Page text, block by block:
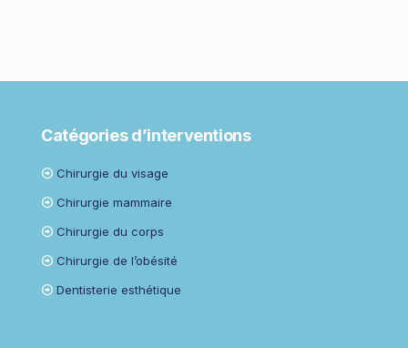
Catégories d’interventions
Chirurgie du visage
Chirurgie mammaire
Chirurgie du corps
Chirurgie de l’obésité
Dentisterie esthétique